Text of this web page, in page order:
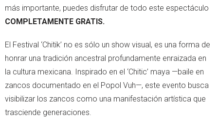
más importante, puedes disfrutar de todo este espectáculo
COMPLETAMENTE GRATIS.
El Festival ‘Chitik’ no es sólo un show visual, es una forma de
honrar una tradición ancestral profundamente enraizada en
la cultura mexicana. Inspirado en el ‘Chitic’ maya —baile en
zancos documentado en el Popol Vuh—, este evento busca
visibilizar los zancos como una manifestación artística que
trasciende generaciones.